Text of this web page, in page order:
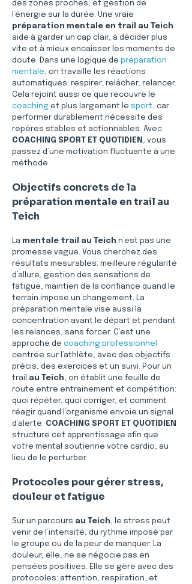
des zones proches, et gestion de
l’énergie sur la durée. Une vraie
préparation mentale en trail au Teich
aide à garder un cap clair, à décider plus
vite et à mieux encaisser les moments de
doute. Dans une logique de préparation
mentale, on travaille les réactions
automatiques: respirer, relâcher, relancer.
Cela rejoint aussi ce que recouvre le
coaching et plus largement le sport, car
performer durablement nécessite des
repères stables et actionnables. Avec
COACHING SPORT ET QUOTIDIEN , vous
passez d’une motivation fluctuante à une
méthode.
Objectifs concrets de la
préparation mentale en trail au
Teich
La mentale trail au Teich n’est pas une
promesse vague. Vous cherchez des
résultats mesurables: meilleure régularité
d’allure, gestion des sensations de
fatigue, maintien de la confiance quand le
terrain impose un changement. La
préparation mentale vise aussi la
concentration avant le départ et pendant
les relances, sans forcer. C’est une
approche de coaching professionnel
centrée sur l’athlète, avec des objectifs
précis, des exercices et un suivi. Pour un
trail au Teich, on établit une feuille de
route entre entraînement et compétition:
quoi répéter, quoi corriger, et comment
réagir quand l’organisme envoie un signal
d’alerte. COACHING SPORT ET QUOTIDIEN
structure cet apprentissage afin que
votre mental soutienne votre cardio, au
lieu de le perturber.
Protocoles pour gérer stress,
douleur et fatigue
Sur un parcours au Teich, le stress peut
venir de l’intensité, du rythme imposé par
le groupe ou de la peur de manquer. La
douleur, elle, ne se négocie pas en
pensées positives. Elle se gère avec des
protocoles: attention, respiration, et